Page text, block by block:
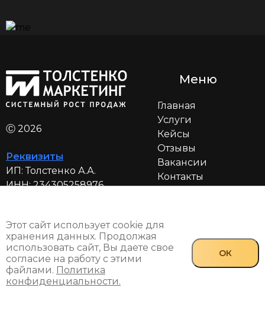
Ⓒ 2026
Реквизиты
ИП:Толстенко А.А.
ИНН:234305258976
конфиденциальности
Согласие на обработку
ПД
Меню
Главная
Услуги
Кейсы
Отзывы
Вакансии
Контакты
Этот сайт использует cookie для
хранения данных. Продолжая
использовать сайт, Вы даете свое
согласие на работу с этими
файлами. Политика
конфиденциальности.
ОК